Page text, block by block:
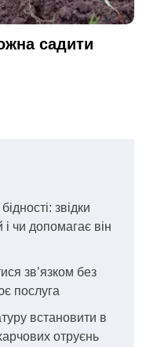
садити
звідки
чи допомагає він
зв’язком без
послуга
встановити в
отруєнь